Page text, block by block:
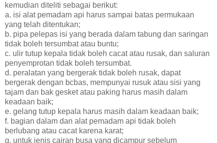
kemudian diteliti sebagai berikut:
a. isi alat pemadam api harus sampai batas permukaan
yang telah ditentukan;
b. pipa pelepas isi yang berada dalam tabung dan saringan
tidak boleh tersumbat atau buntu;
c. ulir tutup kepala tidak boleh cacat atau rusak, dan saluran
penyemprotan tidak boleh tersumbat.
d. peralatan yang bergerak tidak boleh rusak, dapat
bergerak dengan bcbas, mempunyai rusuk atau sisi yang
tajam dan bak gesket atau paking harus masih dalam
keadaan baik;
e. gelang tutup kepala harus masih dalam keadaan baik;
f. bagian dalam dan alat pemadam api tidak boleh
berlubang atau cacat karena karat;
g. untuk jenis cairan busa yang dicampur sebelum